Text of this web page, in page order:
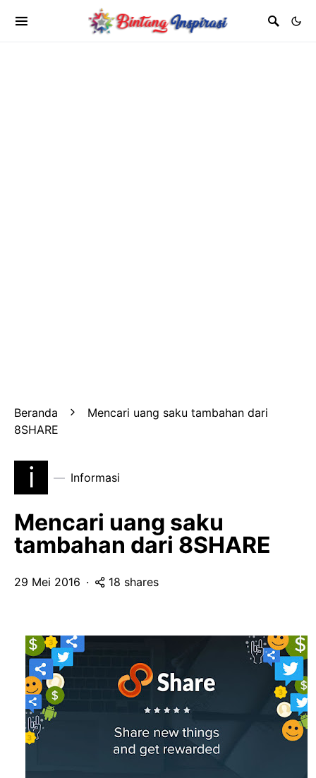
Beranda
Mencari uang saku tambahan dari
8SHARE
i Informasi
Mencari uang saku
tambahan dari 8SHARE
29 Mei 2016 18 shares